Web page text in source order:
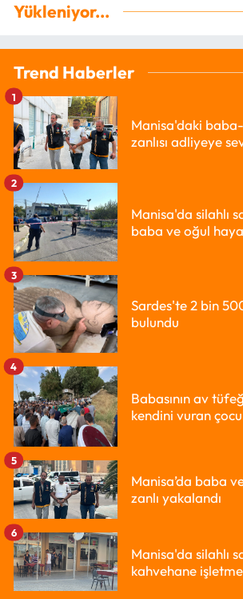
Yükleniyor...
Trend Haberler
Manisa'daki
zanlısı adliyeye
1
Manisa'da silahlı
baba ve oğul
2
Sardes'te 2 bin
bulundu
3
Babasının av
kendini vuran
4
Manisa’da baba
zanlı yakalandı
5
Manisa'da silahlı
kahvehane
6